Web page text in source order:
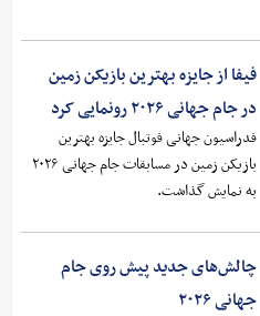
فیفا از جایزه بهترین بازیکن زمین
در جام جهانی ۲۰۲۶ رونمایی کرد
فدراسیون جهانی فوتبال جایزه بهترین
بازیکن زمین در مسابقات جام جهانی ۲۰۲۶
به نمایش گذاشت.
چالش‌های جدید پیش روی جام
جهانی ۲۰۲۶